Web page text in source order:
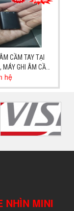
CẦM TAY TẠI
GHI ÂM CẦM
hệ
MINI